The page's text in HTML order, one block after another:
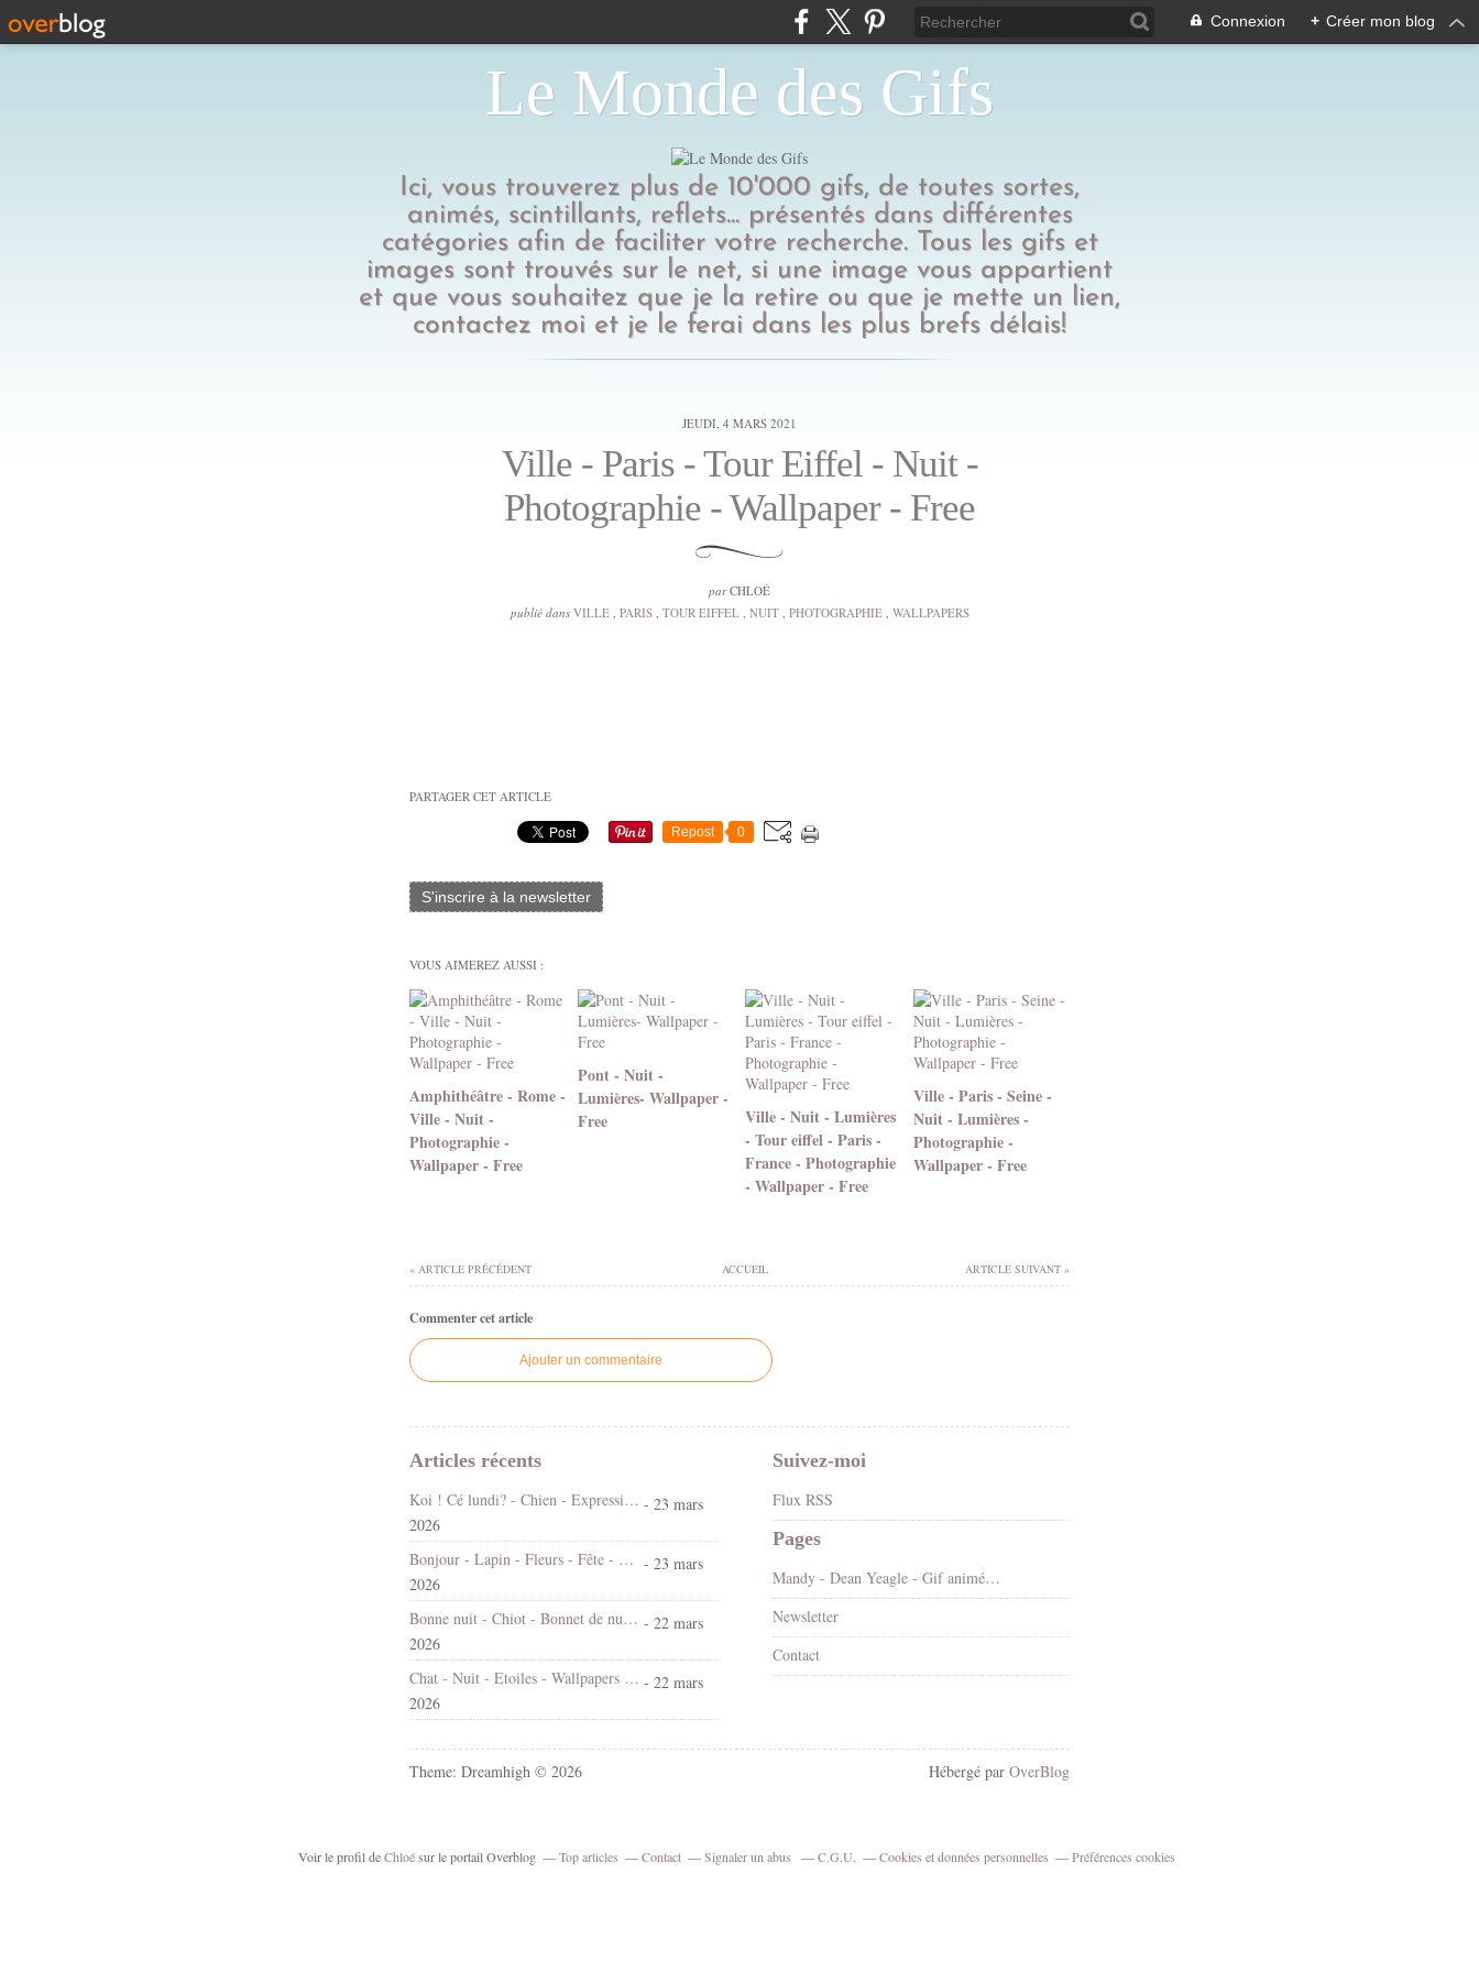
Connexion + Créer mon blog
Le Monde des Gifs
Ici, vous trouverez plus de 10'000 gifs, de toutes sortes,
animés, scintillants, reflets... présentés dans différentes
catégories afin de faciliter votre recherche. Tous les gifs et
images sont trouvés sur le net, si une image vous appartient
et que vous souhaitez que je la retire ou que je mette un lien,
contactez moi et je le ferai dans les plus brefs délais!
JEUDI, 4 MARS 2021
Ville - Paris - Tour Eiffel - Nuit -
Photographie - Wallpaper - Free
parCHLOÉ
publié dans VILLE, PARIS, TOUR EIFFEL, NUIT, PHOTOGRAPHIE, WALLPAPERS
PARTAGER CET ARTICLE
Repost 0
S'inscrire à la newsletter
VOUS AIMEREZ AUSSI :
Amphithéâtre - Rome -
Ville - Nuit -
Photographie -
Wallpaper - Free
Pont - Nuit -
Lumières- Wallpaper -
Free
Ville - Nuit - Lumières
- Tour eiffel - Paris -
France - Photographie
- Wallpaper - Free
Ville - Paris - Seine -
Nuit - Lumières -
Photographie -
Wallpaper - Free
ACCUEIL
« ARTICLE PRÉCÉDENT ARTICLE SUIVANT »
Commenter cet article
Ajouter un commentaire
Articles récents
Koi ! Cé lundi? - Chien - Expression - Gif scintillant - Gratuit - 23 mars
2026
Bonjour - Lapin - Fleurs - Fête - Pâques - Gif scintillant - Gratuit - 23 mars
2026
Bonne nuit - Chiot - Bonnet de nuit - Cute - Gif animé - Gratuit - 22 mars
2026
Chat - Nuit - Etoiles - Wallpapers Free - 22 mars
2026
Suivez-moi
Flux RSS
Pages
Mandy - Dean Yeagle - Gif animé - Scintillants - Render-Tube - Gratuit
Newsletter
Contact
Theme: Dreamhigh © 2026 Hébergé par OverBlog
Voir le profil deChloésur le portail Overblog Top articles Contact Signaler un abus C.G.U. Cookies et données personnelles Préférences cookies